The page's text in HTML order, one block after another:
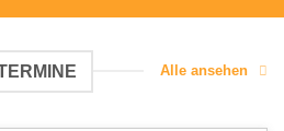
Alle ansehen